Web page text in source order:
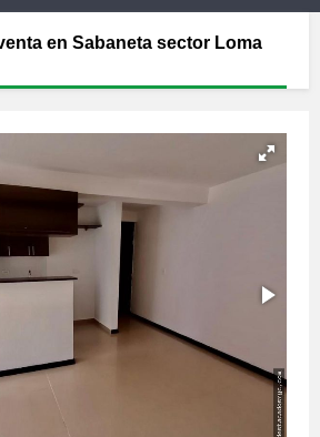
en Sabaneta sector Loma